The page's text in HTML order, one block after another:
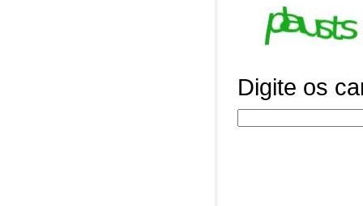
Digite os